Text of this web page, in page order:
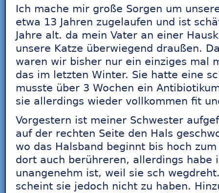
Ich mache mir große Sorgen um
etwa 13 Jahren zugelaufen und ist
Jahre alt. da mein Vater an einer
unsere Katze überwiegend draußen.
waren wir bisher nur ein einziges mal
das im letzten Winter. Sie hatte eine
musste über 3 Wochen ein
sie allerdings wieder vollkommen fit
Vorgestern ist meiner Schwester
auf der rechten Seite den Hals
wo das Halsband beginnt bis hoch
dort auch berühreren, allerdings habe
unangenehm ist, weil sie sch
scheint sie jedoch nicht zu haben.